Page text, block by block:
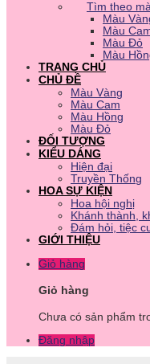
Tìm theo
Màu
Màu
Màu Đỏ
Màu
TRANG CHỦ
CHỦ ĐỀ
Màu Vàng
Màu Cam
Màu Hồng
Màu Đỏ
ĐỐI TƯỢNG
KIỂU DÁNG
Hiện đại
Truyền Thống
HOA SỰ KIỆN
Hoa hội nghị
Khánh thành,
Đám hỏi, tiệc
GIỚI THIỆU
Giỏ hàng
Giỏ hàng
Chưa có sản phẩm
Đăng nhập